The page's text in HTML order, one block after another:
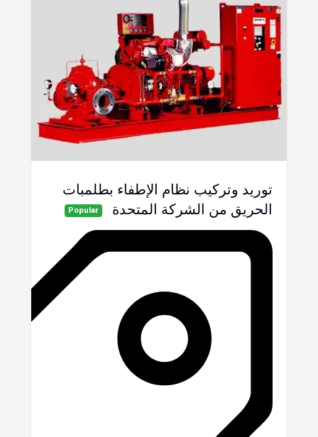
توريد وتركيب نظام الإطفاء بطلمبات
الحريق من الشركة المتحدة
Popular